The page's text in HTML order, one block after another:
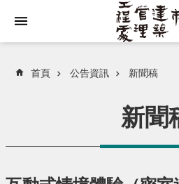
首頁 公告資訊 新聞稿
新聞